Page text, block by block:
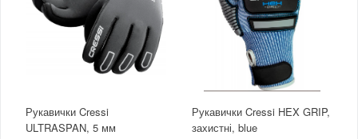
Рукавички Cressi
ULTRASPAN, 5 мм
Рукавички Cressi HEX GRIP,
захистні, blue